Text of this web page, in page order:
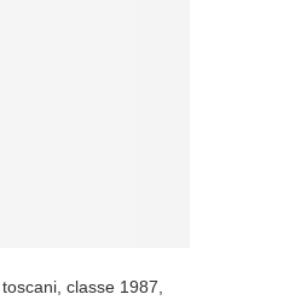
, toscani, classe 1987,